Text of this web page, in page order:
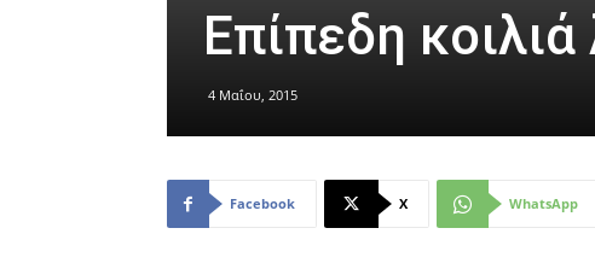
Επίπεδη
4 Μαΐου, 2015
Facebook X WhatsApp